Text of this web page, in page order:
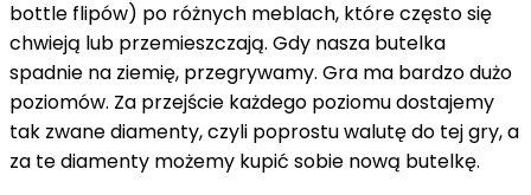
bottle flipów) po różnych meblach, które często się
chwieją lub przemieszczają. Gdy nasza butelka
spadnie na ziemię, przegrywamy. Gra ma bardzo dużo
poziomów. Za przejście każdego poziomu dostajemy
tak zwane diamenty, czyli poprostu walutę do tej gry, a
za te diamenty możemy kupić sobie nową butelkę.